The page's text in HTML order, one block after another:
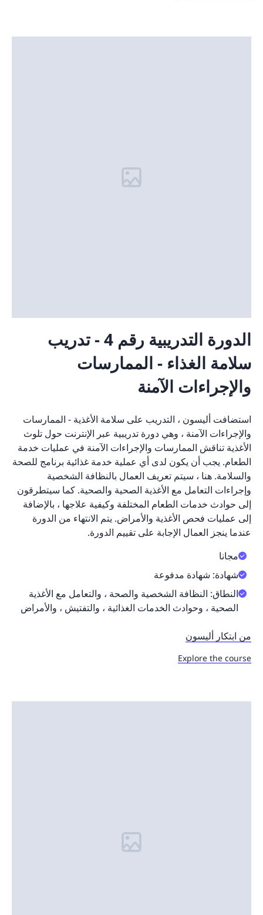
الدورة التدريبية رقم 4 - تدريب
سلامة الغذاء - الممارسات
والإجراءات الآمنة
استضافت أليسون ، التدريب على سلامة الأغذية - الممارسات
والإجراءات الآمنة ، وهي دورة تدريبية عبر الإنترنت حول تلوث
الأغذية تناقش الممارسات والإجراءات الآمنة في عمليات خدمة
الطعام. يجب أن يكون لدى أي عملية خدمة غذائية برنامج للصحة
والسلامة. هنا ، سيتم تعريف العمال بالنظافة الشخصية
وإجراءات التعامل مع الأغذية الصحية والصحية. كما سيتطرقون
إلى حوادث خدمات الطعام المختلفة وكيفية علاجها ، بالإضافة
إلى عمليات فحص الأغذية والأمراض. يتم الانتهاء من الدورة
عندما ينجز العمال الإجابة على تقييم الدورة.
مجانا
شهادة: شهادة مدفوعة
النطاق: النظافة الشخصية والصحة ، والتعامل مع الأغذية
الصحية ، وحوادث الخدمات الغذائية ، والتفتيش ، والأمراض
من ابتكار أليسون
Explore the course